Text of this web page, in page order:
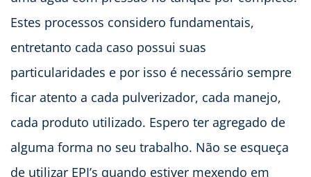
Estes processos considero fundamentais,
entretanto cada caso possui suas
particularidades e por isso é necessário sempre
ficar atento a cada pulverizador, cada manejo,
cada produto utilizado. Espero ter agregado de
alguma forma no seu trabalho. Não se esqueça
de utilizar EPI’s quando estiver mexendo em